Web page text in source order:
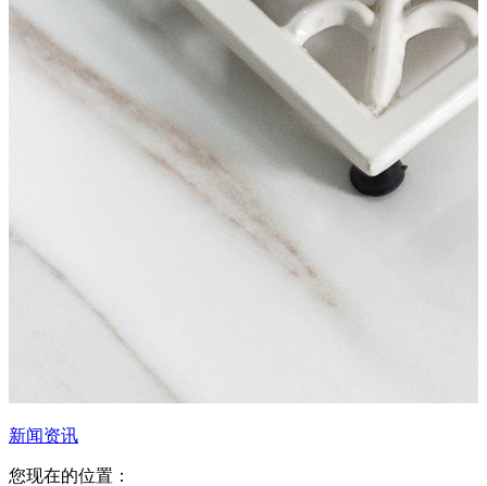
新闻资讯
您现在的位置：